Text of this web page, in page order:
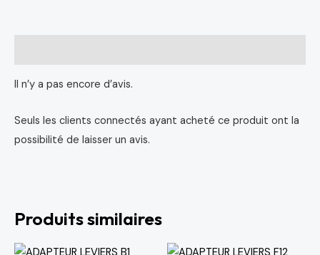
Il n’y a pas encore d’avis.
Seuls les clients connectés ayant acheté ce produit ont la
possibilité de laisser un avis.
Produits similaires
Le
Le
Le
Le